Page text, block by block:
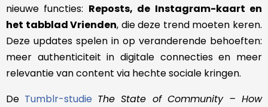
nieuwe functies: Reposts, de Instagram-kaart en
het tabblad Vrienden, die deze trend moeten keren.
Deze updates spelen in op veranderende behoeften:
meer authenticiteit in digitale connecties en meer
relevantie van content via hechte sociale kringen.
De Tumblr-studie The State of Community – How